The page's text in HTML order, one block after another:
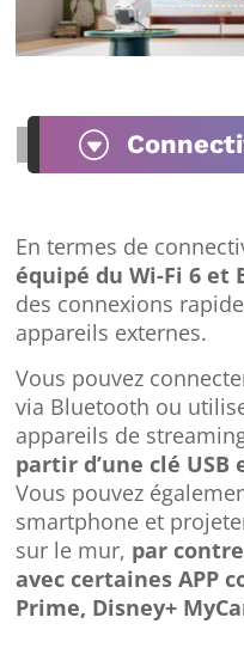
G
En termes de
équipé du Wi-Fi 6 et
des connexions
appareils externes.
Vous pouvez
via Bluetooth ou
appareils de
partir d’une clé
Vous pouvez
smartphone et
sur le mur, par
avec certaines APP
Prime, Disney+